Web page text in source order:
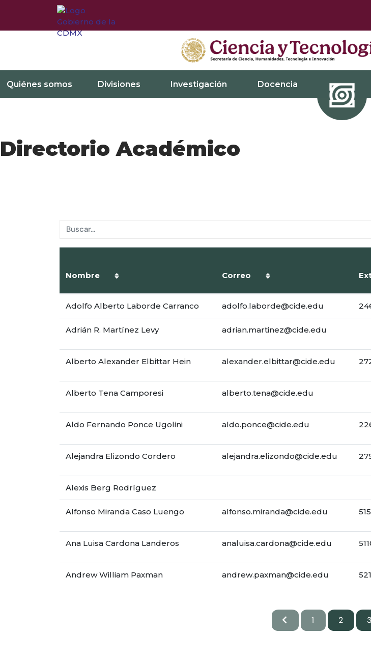
Quiénes somos Divisiones Investigación Docencia
Directorio Académico
Nombre Correo
Adolfo Alberto Laborde Carranco adolfo.laborde@cide.edu
Adrián R. Martínez Levy adrian.martinez@cide.edu
Alberto Alexander Elbittar Hein alexander.elbittar@cide.edu
Alberto Tena Camporesi alberto.tena@cide.edu
Aldo Fernando Ponce Ugolini aldo.ponce@cide.edu
Alejandra Elizondo Cordero alejandra.elizondo@cide.edu
Alexis Berg Rodríguez
Alfonso Miranda Caso Luengo alfonso.miranda@cide.edu
Ana Luisa Cardona Landeros analuisa.cardona@cide.edu
Andrew William Paxman andrew.paxman@cide.edu
1 2 3